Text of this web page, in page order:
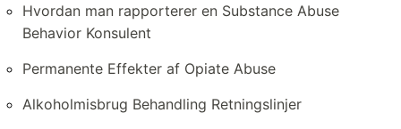
Hvordan man rapporterer en Substance Abuse
Behavior Konsulent
Permanente Effekter af Opiate Abuse
Alkoholmisbrug Behandling Retningslinjer